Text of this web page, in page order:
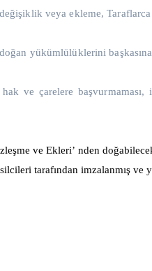
veya ekleme,
yükümlülüklerini
hak ve çarelere
ve Ekleri’ nden
tarafından imzalanmış ve